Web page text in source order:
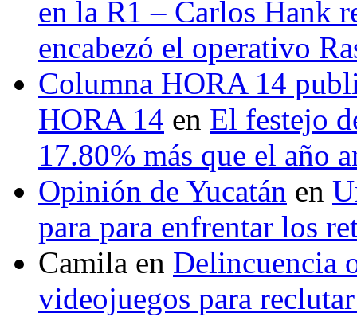
en la R1 – Carlos Hank
encabezó el operativo
Columna HORA 14
HORA 14 en El festejo
17.80% más que el año
Opinión de Yucatán en
para para enfrentar los
Camila en Delincuencia
videojuegos para